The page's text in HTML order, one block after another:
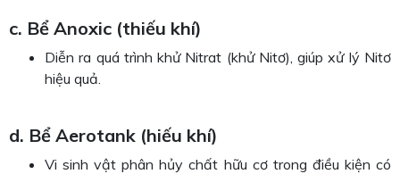
c. Bể Anoxic (thiếu khí)
Diễn ra quá trình khử Nitrat (khử Nitơ), giúp xử lý Nitơ
hiệu quả.
d. Bể Aerotank (hiếu khí)
Vi sinh vật phân hủy chất hữu cơ trong điều kiện có